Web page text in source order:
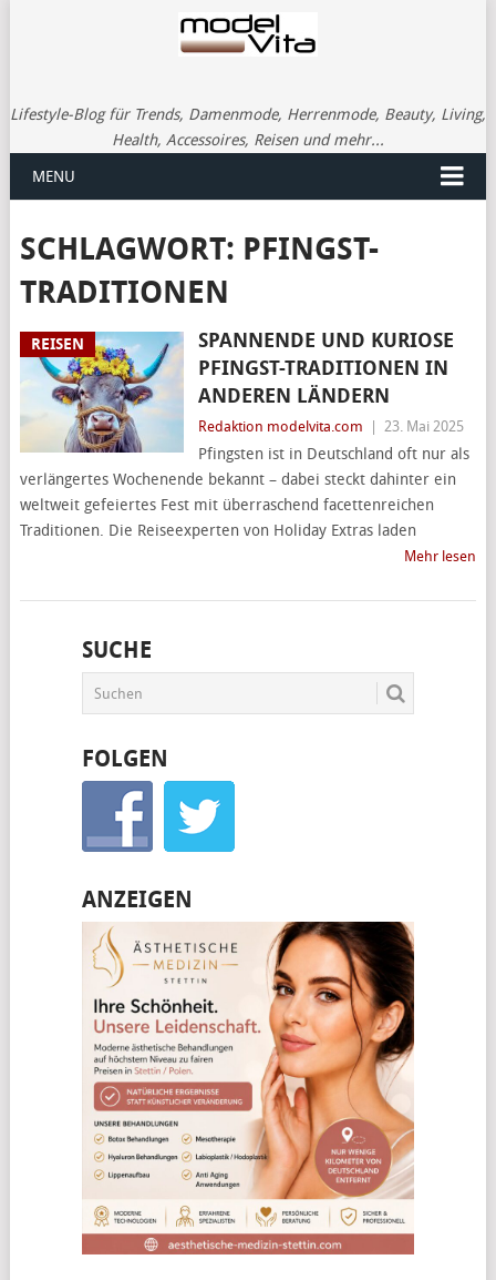
Lifestyle-Blog für Trends, Damenmode, Herrenmode, Beauty, Living,
Health, Accessoires, Reisen und mehr...
MENU
SCHLAGWORT: PFINGST-
TRADITIONEN
REISEN
SPANNENDE UND KURIOSE
PFINGST-TRADITIONEN IN
ANDEREN LÄNDERN
Redaktion modelvita.com 23. Mai 2025
Pfingsten ist in Deutschland oft nur als
verlängertes Wochenende bekannt – dabei steckt dahinter ein
weltweit gefeiertes Fest mit überraschend facettenreichen
Traditionen. Die Reiseexperten von Holiday Extras laden
Mehr lesen
SUCHE
FOLGEN
ANZEIGEN